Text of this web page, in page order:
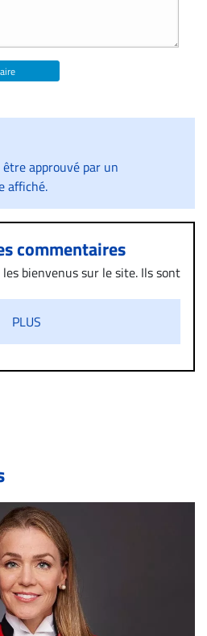
approuvé par un
affiché.
commentaires
bienvenus sur le site. Ils sont
politique de modération,
le site vous dérange, prenez
par courriel (info@droit-
réponse.
PLUS